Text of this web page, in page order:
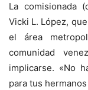
La comisionada
Vicki L. López,
el área
comunidad
implicarse. «No
para tus